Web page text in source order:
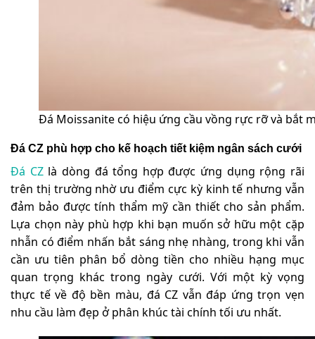
Đá Moissanite có hiệu ứng cầu vồng rực rỡ và bắt
Đá CZ phù hợp cho kế hoạch tiết kiệm ngân sách cưới
Đá CZlà dòng đá tổng hợp được ứng dụng rộng rãi
trên thị trường nhờ ưu điểm cực kỳ kinh tế nhưng vẫn
đảm bảo được tính thẩm mỹ cần thiết cho sản phẩm.
Lựa chọn này phù hợp khi bạn muốn sở hữu một cặp
nhẫn có điểm nhấn bắt sáng nhẹ nhàng, trong khi vẫn
cần ưu tiên phân bổ dòng tiền cho nhiều hạng mục
quan trọng khác trong ngày cưới. Với một kỳ vọng
thực tế về độ bền màu, đá CZ vẫn đáp ứng trọn vẹn
nhu cầu làm đẹp ở phân khúc tài chính tối ưu nhất.